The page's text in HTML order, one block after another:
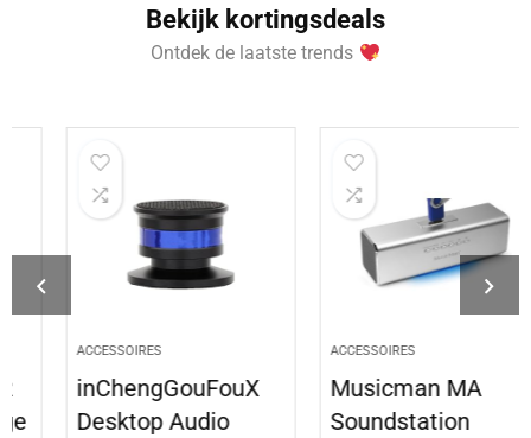
Bekijk kortingsdeals
Ontdek de laatste trends
ACCESSOIRES
inChengGouFouX
Desktop Audio
ACCESSOIRES
Musicman MA
Soundstation